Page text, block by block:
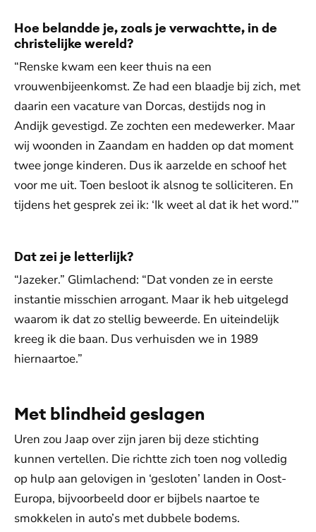
Hoe belandde je, zoals je verwachtte, in de
christelijke wereld?
“Renske kwam een keer thuis na een
vrouwenbijeenkomst. Ze had een blaadje bij zich, met
daarin een vacature van Dorcas, destijds nog in
Andijk gevestigd. Ze zochten een medewerker. Maar
wij woonden in Zaandam en hadden op dat moment
twee jonge kinderen. Dus ik aarzelde en schoof het
voor me uit. Toen besloot ik alsnog te solliciteren. En
tijdens het gesprek zei ik: ‘Ik weet al dat ik het word.’”
Dat zei je letterlijk?
“Jazeker.” Glimlachend: “Dat vonden ze in eerste
instantie misschien arrogant. Maar ik heb uitgelegd
waarom ik dat zo stellig beweerde. En uiteindelijk
kreeg ik die baan. Dus verhuisden we in 1989
hiernaartoe.”
Met blindheid geslagen
Uren zou Jaap over zijn jaren bij deze stichting
kunnen vertellen. Die richtte zich toen nog volledig
op hulp aan gelovigen in ‘gesloten’ landen in Oost-
Europa, bijvoorbeeld door er bijbels naartoe te
smokkelen in auto’s met dubbele bodems.